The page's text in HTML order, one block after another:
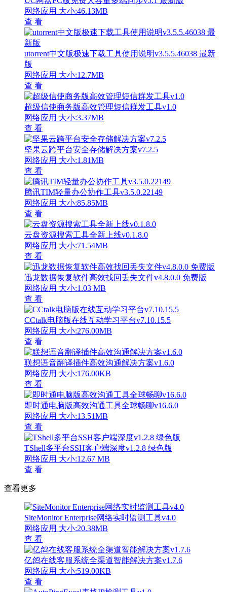
网络应用 大小:46.13MB
查 看
utorrent中文版极速下载工具使用说明v3.5.5.46038 最新
版
网络应用 大小:12.7MB
查 看
超级信使商务版高效管理短信群发工具v1.0
网络应用 大小:3.37MB
查 看
坚果云跨平台安全存储解决方案v7.2.5
网络应用 大小:1.81MB
查 看
腾讯TIM轻量办公协作工具v3.5.0.22149
网络应用 大小:85.85MB
查 看
云盘资源搜索工具全新上线v0.1.8.0
网络应用 大小:71.54MB
查 看
迅龙数据恢复软件高效找回丢失文件v4.8.0.0 免费版
网络应用 大小:1.03 MB
查 看
CCtalk电脑版在线互动学习平台v7.10.15.5
网络应用 大小:276.00MB
查 看
联想语音翻译插件高效沟通解决方案v1.6.0
网络应用 大小:176.00KB
查 看
即时通电脑版高效沟通工具全球畅聊v16.6.0
网络应用 大小:13.51MB
查 看
TShell多平台SSH客户端深度v1.2.8 绿色版
网络应用 大小:12.67 MB
查 看
查看更多
SiteMonitor Enterprise网络实时监测工具v4.0
网络应用 大小:20.38MB
查 看
亿鸽在线客服系统全渠道智能解决方案v1.7.6
网络应用 大小:519.00KB
查 看